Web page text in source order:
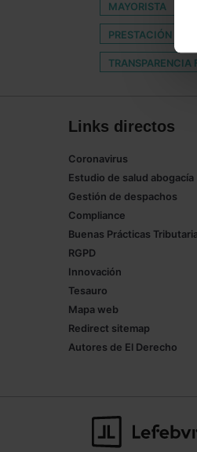
MAYORISTA
PRESTACIÓN
TRANSPARENCIA
Links directos
Coronavirus
Estudio de salud abogacía
Gestión de despachos
Compliance
Buenas Prácticas
RGPD
Innovación
Tesauro
Mapa web
Redirect sitemap
Autores de El Derecho